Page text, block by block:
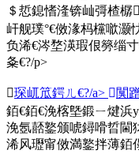
＄悊鎴愭湰锛屾彁楂
屽舰璞°€傚湪杩欓噷灏
负浠€涔堥渶瑕佷簩缁
夈€?/p>
琛屼笟鍔ㄦ€?/a> 闃
銆€銆€浼楁墍鍛ㄧ煡
浼氬嚭鐜颁唬鐞嗗晢閫
浠风瓑甯傚満鐜拌薄銆